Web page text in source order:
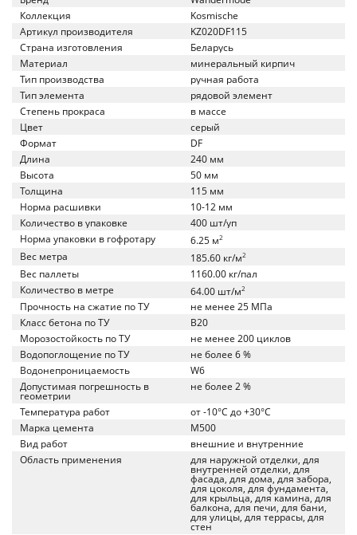
Коллекция
Kosmische
Артикул производителя
KZ020DF115
Страна изготовления
Беларусь
Материал
минеральный кирпич
Тип производства
ручная работа
Тип элемента
рядовой элемент
Степень прокраса
в массе
Цвет
серый
Формат
DF
Длина
240 мм
Высота
50 мм
Толщина
115 мм
Норма расшивки
10-12 мм
Количество в упаковке
400 шт/уп
Норма упаковки в гофротару
6.25 м2
Вес метра 185.60 кг/м2
Вес паллеты
1160.00 кг/пал
Количество в метре
64.00 шт/м2
Прочность на сжатие по ТУ
не менее 25 МПа
Класс бетона по ТУ
B20
Морозостойкость по ТУ
не менее 200 циклов
Водопоглощение по ТУ
не более 6 %
Водонепроницаемость
W6
Допустимая погрешность в
геометрии
не более 2 %
Температура работ
от -10°C до +30°C
Марка цемента
M500
Вид работ
внешние и внутренние
Область применения
для наружной отделки, для
внутренней отделки, для
фасада, для дома, для забора,
для цоколя, для фундамента,
для крыльца, для камина, для
балкона, для печи, для бани,
для улицы, для террасы, для
стен